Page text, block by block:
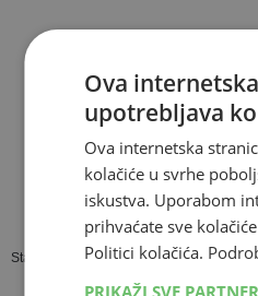
Standings provided bySofascore
Ova
upotrebljava
Ova internetska
kolačiće u svrhe
iskustva. Uporabom
prihvaćate sve
Politici kolačića.
PRIKAŽI SVE